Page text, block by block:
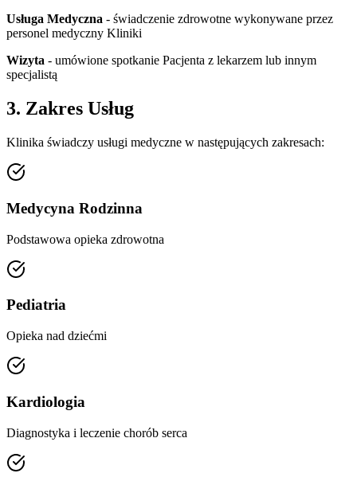
Usługa Medyczna - świadczenie zdrowotne wykonywane przez
personel medyczny Kliniki
Wizyta - umówione spotkanie Pacjenta z lekarzem lub innym
specjalistą
3. Zakres Usług
Klinika świadczy usługi medyczne w następujących zakresach:
Medycyna Rodzinna
Podstawowa opieka zdrowotna
Pediatria
Opieka nad dziećmi
Kardiologia
Diagnostyka i leczenie chorób serca